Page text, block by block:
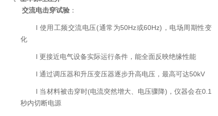
交流电击穿试验 ：
l 使用工频交流电压(通常为50Hz或60Hz)，电场周期性变
化
l更接近电气设备实际运行条件，能全面反映绝缘性能
l通过调压器和升压变压器逐步升高电压，最高可达50kV
l 当材料被击穿时(电流突然增大、电压骤降)，仪器会在0.1
秒内切断电源